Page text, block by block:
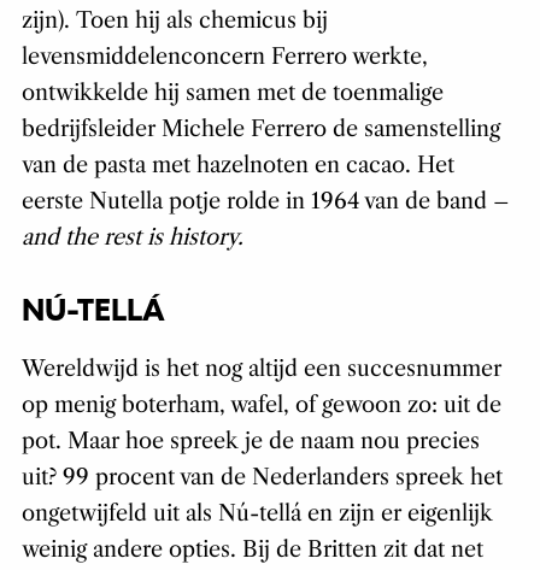
zijn). Toen hij als chemicus bij
levensmiddelenconcern Ferrero werkte,
ontwikkelde hij samen met de toenmalige
bedrijfsleider Michele Ferrero de samenstelling
van de pasta met hazelnoten en cacao. Het
eerste Nutella potje rolde in 1964 van de band –
and the rest is history.
NÚ-TELLÁ
Wereldwijd is het nog altijd een succesnummer
op menig boterham, wafel, of gewoon zo: uit de
pot. Maar hoe spreek je de naam nou precies
uit? 99 procent van de Nederlanders spreek het
ongetwijfeld uit als Nú-tellá en zijn er eigenlijk
weinig andere opties. Bij de Britten zit dat net